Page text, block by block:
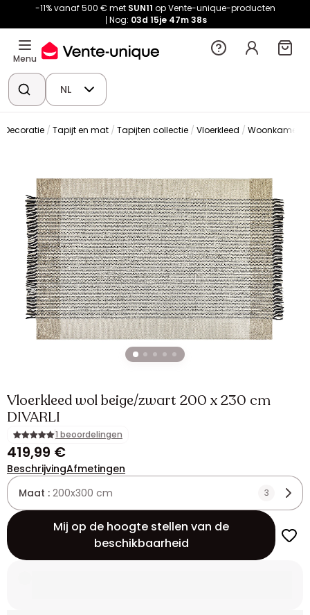
-11% vanaf 500 € met SUN11 op Vente-unique-producten
Nog: 03d 15je 47m38s
Menu
NL
Decoratie Tapijt en mat Tapijten collectie Vloerkleed
Vloerkleed wol beige/zwart 200 x 230 cm
DIVARLI
1 beoordelingen
419,99 €
BeschrijvingAfmetingen
Maat : 200x300 cm 3
Mij op de hoogte stellen van de
beschikbaarheid